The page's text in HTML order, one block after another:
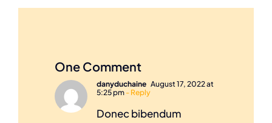
One Comment
danyduchaine August 17, 2022 at
5:25 pm - Reply
Donec bibendum